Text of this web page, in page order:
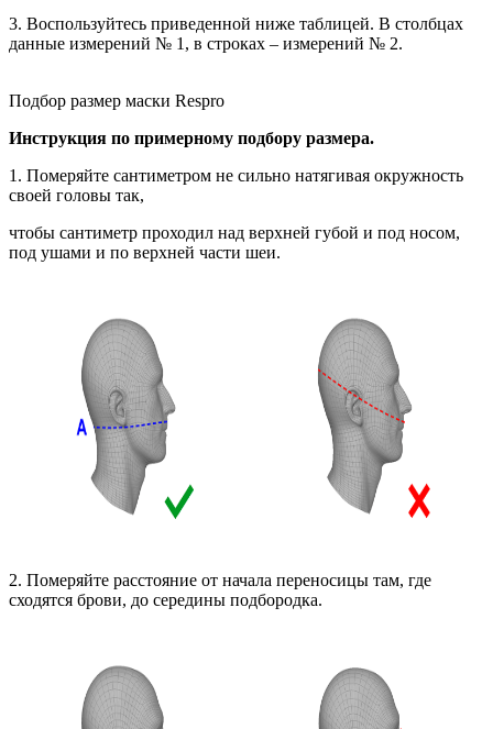
3. Воспользуйтесь приведенной ниже таблицей. В столбцах
данные измерений № 1, в строках – измерений № 2.
Подбор размер маски Respro
Инструкция по примерному подбору размера.
1. Померяйте сантиметром не сильно натягивая окружность
своей головы так,
чтобы сантиметр проходил над верхней губой и под носом,
под ушами и по верхней части шеи.
2. Померяйте расстояние от начала переносицы там, где
сходятся брови, до середины подбородка.